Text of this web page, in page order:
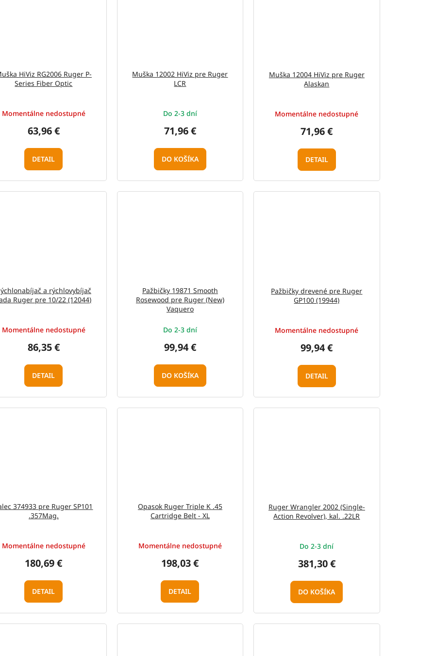
HiViz RG2006 Ruger P-
Series Fiber Optic
Momentálne nedostupné
63,96 €
DETAIL
Muška 12002 HiViz pre Ruger
LCR
Do 2-3 dní
71,96 €
DO KOŠÍKA
Muška 12004 HiViz pre Ruger
Alaskan
Momentálne nedostupné
71,96 €
DETAIL
a rýchlovybíjač
Ruger pre 10/22 (12044)
Momentálne nedostupné
86,35 €
DETAIL
Pažbičky 19871 Smooth
Rosewood pre Ruger (New)
Vaquero
Do 2-3 dní
99,94 €
DO KOŠÍKA
Pažbičky drevené pre Ruger
GP100 (19944)
Momentálne nedostupné
99,94 €
DETAIL
374933 pre Ruger SP101
.357Mag.
Momentálne nedostupné
180,69 €
DETAIL
Opasok Ruger Triple K .45
Cartridge Belt - XL
Momentálne nedostupné
198,03 €
DETAIL
Ruger Wrangler 2002 (Single-
Action Revolver), kal. .22LR
Do 2-3 dní
381,30 €
DO KOŠÍKA